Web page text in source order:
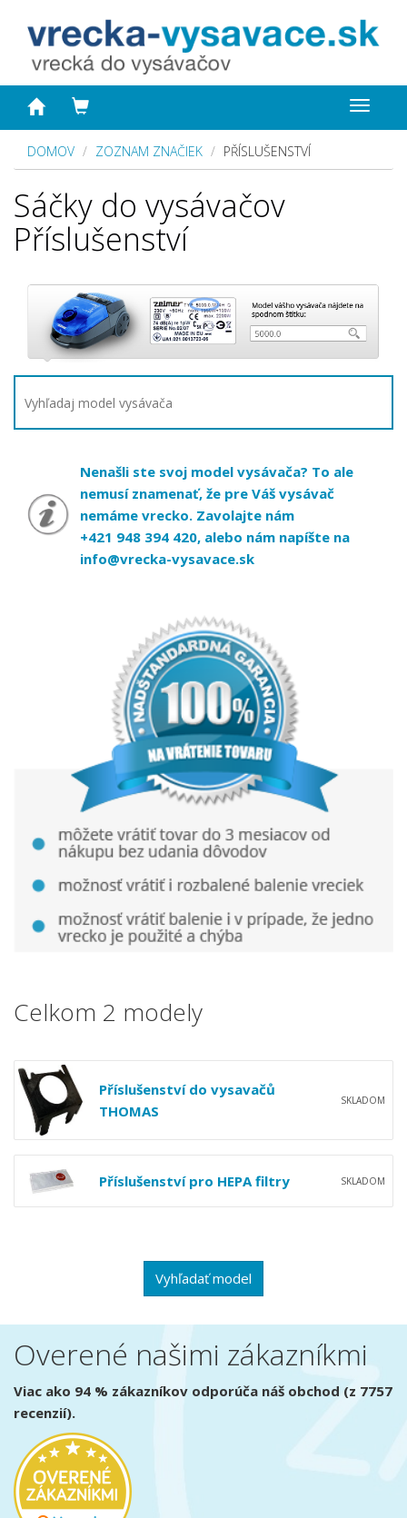
Toggle
DOMOV ZOZNAM ZNAČIEK PŘÍSLUŠENSTVÍ
Sáčky do vysávačov
Příslušenství
Nenašli ste svoj model vysávača? To ale
nemusí znamenať, že pre Váš vysávač
nemáme vrecko. Zavolajte nám
+421 948 394 420, alebo nám napíšte na
info@vrecka-vysavace.sk
Celkom 2 modely
Příslušenství do vysavačů
THOMAS
SKLADOM
Příslušenství pro HEPA filtry SKLADOM
Vyhľadať model
Overené našimi zákazníkmi
Viac ako 94 % zákazníkov odporúča náš obchod (z 7757
recenzií).